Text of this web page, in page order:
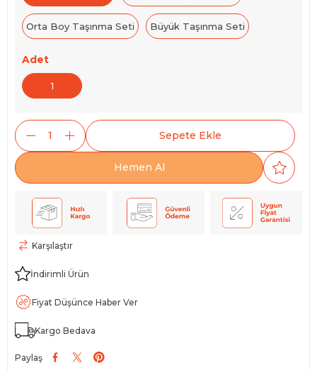
Orta Boy Taşınma Seti Büyük Taşınma Seti
Adet
1
Karşılaştır
İndirimli Ürün
Fiyat Düşünce Haber Ver
Kargo Bedava
Paylaş